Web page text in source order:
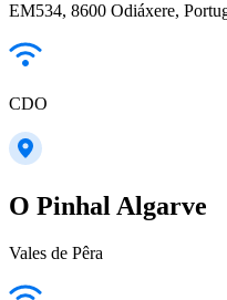
EM534, 8600 Odiáxere,
CDO
O Pinhal Algarve
Vales de Pêra